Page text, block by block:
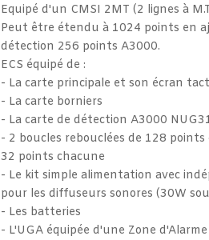
Equipé d'un CMSI 2MT (2 lignes à
Peut être étendu à 1024 points en
détection 256 points A3000.
ECS équipé de :
- La carte principale et son écran
- La carte borniers
- La carte de détection A3000
- 2 boucles rebouclées de 128
32 points chacune
- Le kit simple alimentation avec
pour les diffuseurs sonores (30W
- Les batteries
- L'UGA équipée d'une Zone d'Alarme